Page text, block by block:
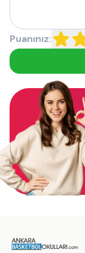
Puanınız: